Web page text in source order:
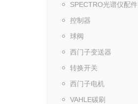
SPECTRO光谱仪配件
控制器
球阀
西门子变送器
转换开关
西门子电机
VAHLE碳刷